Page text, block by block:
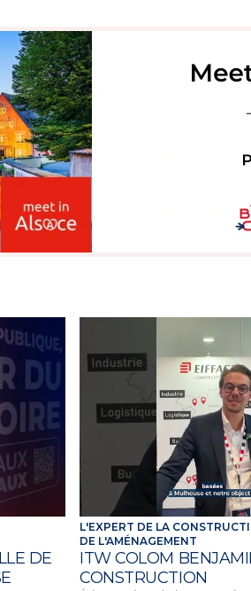
DE
L'EXPERT DE LA
DE L'AMÉNAGEMENT
ITW COLOM
CONSTRUCTION